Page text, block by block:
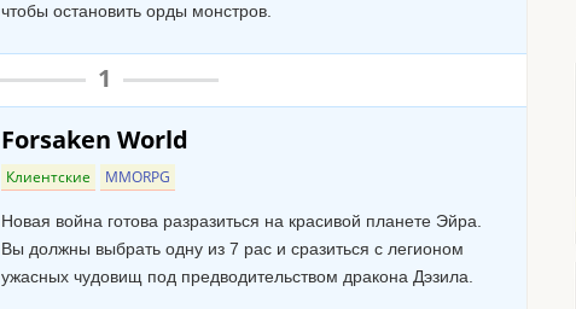
чтобы остановить орды монстров.
1
Forsaken World
Клиентские MMORPG
Новая война готова разразиться на красивой планете Эйра.
Вы должны выбрать одну из 7 рас и сразиться с легионом
ужасных чудовищ под предводительством дракона Дэзила.